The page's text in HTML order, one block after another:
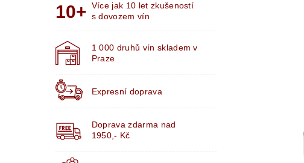
Více jak 10 let zkušeností
s dovozem vín
1 000 druhů vín skladem v
Praze
Expresní doprava
Doprava zdarma nad
1950,- Kč